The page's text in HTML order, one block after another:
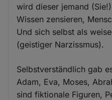
wird dieser jemand
Wissen zensieren,
Und sich selbst als
(geistiger Narzissmus).
Selbstverständlich gab
Adam, Eva, Moses,
sind fiktionale Figuren,